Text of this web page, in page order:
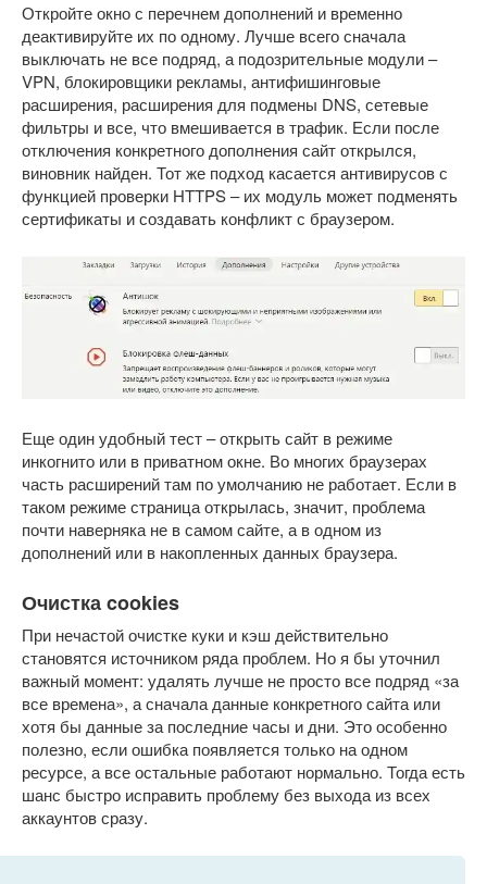
Откройте окно с перечнем дополнений и временно
деактивируйте их по одному. Лучше всего сначала
выключать не все подряд, а подозрительные модули –
VPN, блокировщики рекламы, антифишинговые
расширения, расширения для подмены DNS, сетевые
фильтры и все, что вмешивается в трафик. Если после
отключения конкретного дополнения сайт открылся,
виновник найден. Тот же подход касается антивирусов с
функцией проверки HTTPS – их модуль может подменять
сертификаты и создавать конфликт с браузером.
Еще один удобный тест – открыть сайт в режиме
инкогнито или в приватном окне. Во многих браузерах
часть расширений там по умолчанию не работает. Если в
таком режиме страница открылась, значит, проблема
почти наверняка не в самом сайте, а в одном из
дополнений или в накопленных данных браузера.
Очистка cookies
При нечастой очистке куки и кэш действительно
становятся источником ряда проблем. Но я бы уточнил
важный момент: удалять лучше не просто все подряд «за
все времена», а сначала данные конкретного сайта или
хотя бы данные за последние часы и дни. Это особенно
полезно, если ошибка появляется только на одном
ресурсе, а все остальные работают нормально. Тогда есть
шанс быстро исправить проблему без выхода из всех
аккаунтов сразу.